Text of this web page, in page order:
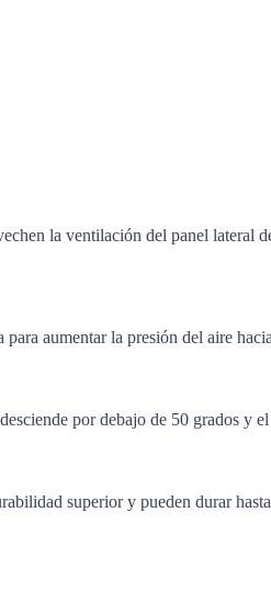
la ventilación del panel lateral
aumentar la presión del aire
por debajo de 50 grados y
superior y pueden durar